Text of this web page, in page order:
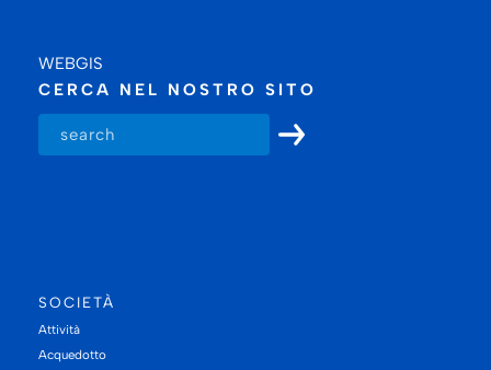
WEBGIS
CERCA NEL NOSTRO SITO
SOCIETÀ
Attività
Acquedotto